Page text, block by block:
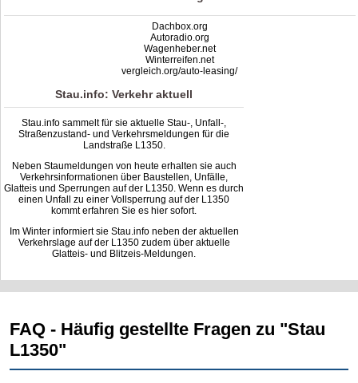
Dachbox.org
Autoradio.org
Wagenheber.net
Winterreifen.net
vergleich.org/auto-leasing/
Stau.info: Verkehr aktuell
Stau.info sammelt für sie aktuelle Stau-, Unfall-,
Straßenzustand- und Verkehrsmeldungen für die
Landstraße L1350.
Neben Staumeldungen von heute erhalten sie auch
Verkehrsinformationen über Baustellen, Unfälle,
Glatteis und Sperrungen auf der L1350. Wenn es durch
einen Unfall zu einer Vollsperrung auf der L1350
kommt erfahren Sie es hier sofort.
Im Winter informiert sie Stau.info neben der aktuellen
Verkehrslage auf der L1350 zudem über aktuelle
Glatteis- und Blitzeis-Meldungen.
FAQ - Häufig gestellte Fragen zu "Stau
L1350"